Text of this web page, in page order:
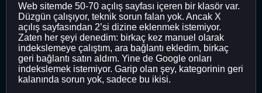
Web sitemde 50-70 açılış sayfası içeren bir klasör var.
Düzgün çalışıyor, teknik sorun falan yok. Ancak X
açılış sayfasından 2’si dizine eklenmek istemiyor.
Zaten her şeyi denedim: birkaç kez manuel olarak
indekslemeye çalıştım, ara bağlantı ekledim, birkaç
geri bağlantı satın aldım. Yine de Google onları
indekslemek istemiyor. Garip olan şey, kategorinin geri
kalanında sorun yok, sadece bu ikisi.